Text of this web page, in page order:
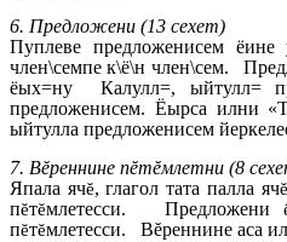
6. Предложени (13 сехет)
Пуплеве предложенисем
член\семпе к\ё\н член\сем.
ёых=ну Калулл=, ыйтулл=
предложенисем. Ёырса илни
ыйтулла предложенисем
7. Вĕреннине пĕтĕмлетни (8
Япала ячĕ, глагол тата палла ячĕ
пĕтĕмлетесси. Предложени
пĕтĕмлетесси. Вĕреннине аса